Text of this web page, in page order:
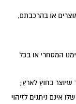
או בהרכבתם,
המסחרי או בכל
אינם ניתנים לזיהוי